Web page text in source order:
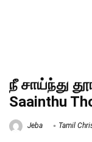
நீ சாய்ந்து
Saainthu
Jeba Tamil